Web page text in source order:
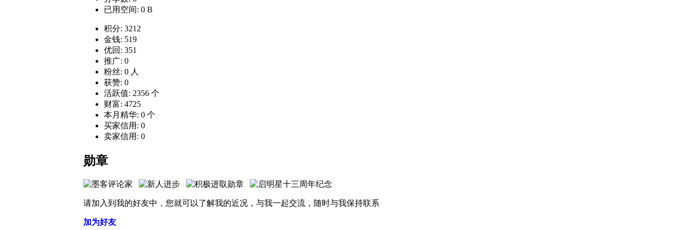
已用空间: 0 B
积分: 3212
金钱: 519
优回: 351
推广: 0
粉丝: 0 人
获赞: 0
活跃值: 2356 个
财富: 4725
本月精华: 0 个
买家信用: 0
卖家信用: 0
勋章
请加入到我的好友中，您就可以了解我的近况，与我一起交流，随时与我保持联系
加为好友